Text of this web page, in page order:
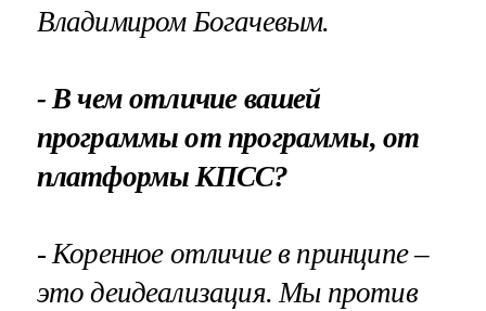
Владимиром Богачевым.
- В чем отличие вашей
программы от программы, от
платформы КПСС?
- Коренное отличие в принципе –
это деидеализация. Мы против